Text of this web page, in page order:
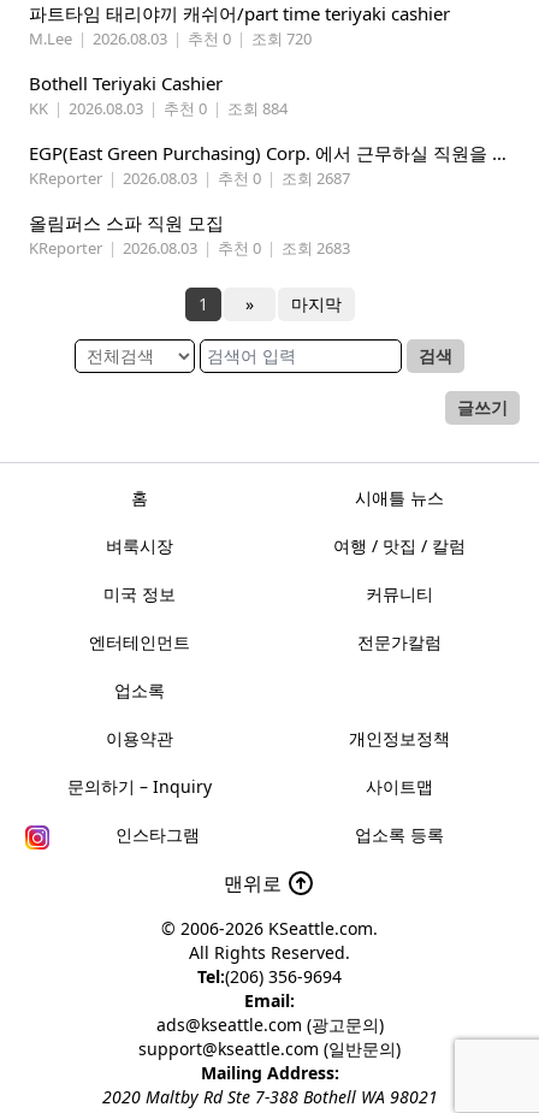
파트타임 태리야끼 캐쉬어/part time teriyaki cashier
M.Lee | 2026.08.03 | 추천 0 | 조회 720
Bothell Teriyaki Cashier
KK | 2026.08.03 | 추천 0 | 조회 884
EGP(East Green Purchasing) Corp. 에서 근무하실 직원을 아래와 같이 모집합니다.
KReporter | 2026.08.03 | 추천 0 | 조회 2687
올림퍼스 스파 직원 모집
KReporter | 2026.08.03 | 추천 0 | 조회 2683
1 » 마지막
검색
글쓰기
홈 시애틀 뉴스
벼룩시장 여행 / 맛집 / 칼럼
미국 정보 커뮤니티
엔터테인먼트 전문가칼럼
업소록
이용약관 개인정보정책
문의하기 – Inquiry 사이트맵
인스타그램 업소록 등록
맨위로
© 2006-2026 KSeattle.com.
All Rights Reserved.
Tel:(206) 356-9694
Email:
ads@kseattle.com (광고문의)
support@kseattle.com (일반문의)
Mailing Address:
2020 Maltby Rd Ste 7-388 Bothell WA 98021